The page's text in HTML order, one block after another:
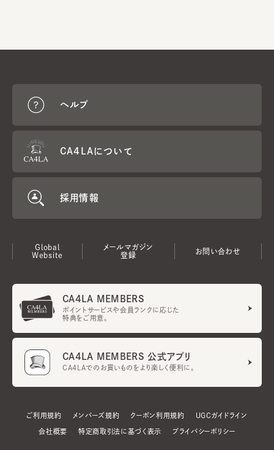
ヘルプ
CA4LAについて
採用情報
Global
Website
メールマガジン
登録
お問い合わせ
CA4LA MEMBERS
ポイントサービスや会員ランクに応じた
特典をご用意。
CA4LA MEMBERS 公式アプリ
CA4LAでのお買いものをより楽しく便利に。
ご利用規約 メンバーズ規約 クーポン利用規約 UGCガイドライン
会社概要 特定商取引法に基づく表示 プライバシーポリシー